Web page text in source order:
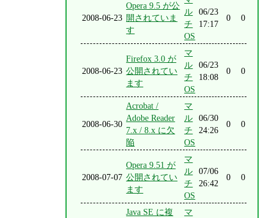
2008-06-23
Opera 9.5 が公
開されていま
す
ル
チ
OS
06/23
17:17
0 0
2008-06-23
Firefox 3.0 が
公開されてい
ます
マ
ル
チ
OS
06/23
18:08
0 0
2008-06-30
Acrobat /
Adobe Reader
7.x / 8.x に欠
陥
マ
ル
チ
OS
06/30
24:26
0 0
2008-07-07
Opera 9.51 が
公開されてい
ます
マ
ル
チ
OS
07/06
26:42
0 0
Java SE に複
マ